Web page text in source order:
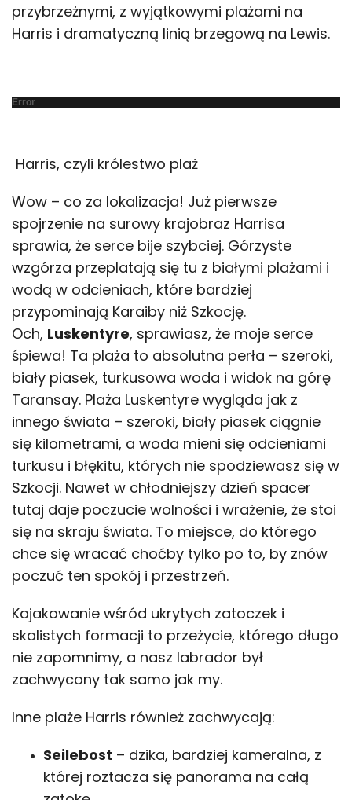
przybrzeżnymi, z wyjątkowymi plażami na
Harris i dramatyczną linią brzegową na Lewis.
Error
Harris, czyli królestwo plaż
Wow – co za lokalizacja! Już pierwsze
spojrzenie na surowy krajobraz Harrisa
sprawia, że serce bije szybciej. Górzyste
wzgórza przeplatają się tu z białymi plażami i
wodą w odcieniach, które bardziej
przypominają Karaiby niż Szkocję.
Och, Luskentyre, sprawiasz, że moje serce
śpiewa! Ta plaża to absolutna perła – szeroki,
biały piasek, turkusowa woda i widok na górę
Taransay. Plaża Luskentyre wygląda jak z
innego świata – szeroki, biały piasek ciągnie
się kilometrami, a woda mieni się odcieniami
turkusu i błękitu, których nie spodziewasz się w
Szkocji. Nawet w chłodniejszy dzień spacer
tutaj daje poczucie wolności i wrażenie, że stoi
się na skraju świata. To miejsce, do którego
chce się wracać choćby tylko po to, by znów
poczuć ten spokój i przestrzeń.
Kajakowanie wśród ukrytych zatoczek i
skalistych formacji to przeżycie, którego długo
nie zapomnimy, a nasz labrador był
zachwycony tak samo jak my.
Inne plaże Harris również zachwycają:
Seilebost – dzika, bardziej kameralna, z
której roztacza się panorama na całą